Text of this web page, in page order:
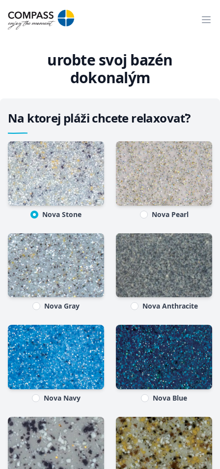
urobte svoj bazén
dokonalým
Na ktorej pláži chcete relaxovať?
Nova Stone Nova Pearl
Nova Gray Nova Anthracite
Nova Navy Nova Blue